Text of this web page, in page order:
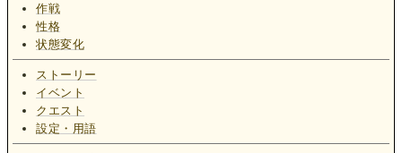
作戦
性格
状態変化
ストーリー
イベント
クエスト
設定・用語